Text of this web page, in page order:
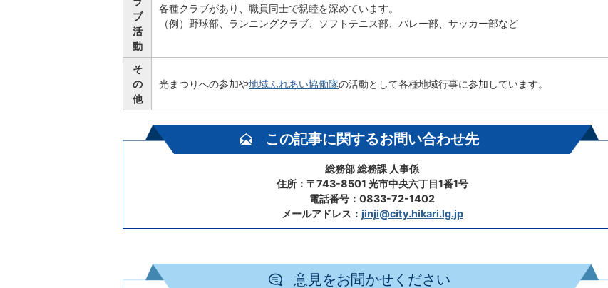
ブ
活
動
各種クラブがあり、職員同士で親睦を深めています。
（例）野球部、ランニングクラブ、ソフトテニス部、バレー部、サッカー部など
そ
の
他
光まつりへの参加や地域ふれあい協働隊の活動として各種地域行事に参加しています。
この記事に関するお問い合わせ先
総務部 総務課 人事係
住所：〒743-8501 光市中央六丁目1番1号
電話番号：0833-72-1402
メールアドレス： jinji@city.hikari.lg.jp
意見をお聞かせください